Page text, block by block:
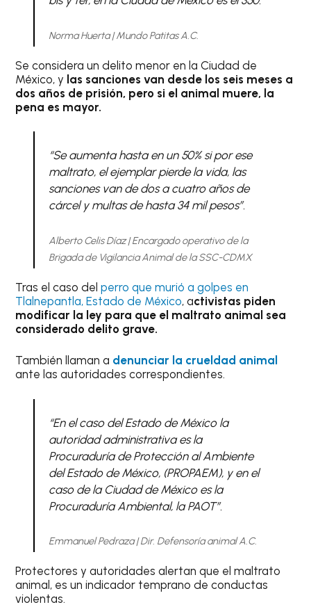
Norma Huerta | Mundo Patitas A.C.
Se considera un delito menor en la Ciudad de
México, y las sanciones van desde los seis meses a
dos años de prisión, pero si el animal muere, la
pena es mayor.
“Se aumenta hasta en un 50% si por ese
maltrato, el ejemplar pierde la vida, las
sanciones van de dos a cuatro años de
cárcel y multas de hasta 34 mil pesos”.
Alberto Celis Díaz | Encargado operativo de la
Brigada de Vigilancia Animal de la SSC-CDMX
Tras el caso delperro que murió a golpes en
Tlalnepantla, Estado de México, activistas piden
modificar la ley para que el maltrato animal sea
considerado delito grave.
También llaman a denunciar la crueldad animal
ante las autoridades correspondientes.
“En el caso del Estado de México la
autoridad administrativa es la
Procuraduría de Protección al Ambiente
del Estado de México, (PROPAEM), y en el
caso de la Ciudad de México es la
Procuraduría Ambiental, la PAOT”.
Emmanuel Pedraza | Dir. Defensoría animal A.C.
Protectores y autoridades alertan que el maltrato
animal, es un indicador temprano de conductas
violentas.